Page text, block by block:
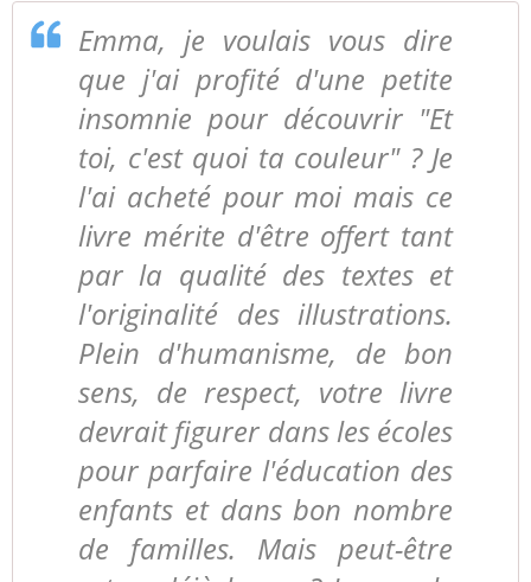
Emma, je voulais vous dire
que j'ai profité d'une petite
insomnie pour découvrir "Et
toi, c'est quoi ta couleur" ? Je
l'ai acheté pour moi mais ce
livre mérite d'être offert tant
par la qualité des textes et
l'originalité des illustrations.
Plein d'humanisme, de bon
sens, de respect, votre livre
devrait figurer dans les écoles
pour parfaire l'éducation des
enfants et dans bon nombre
de familles. Mais peut-être